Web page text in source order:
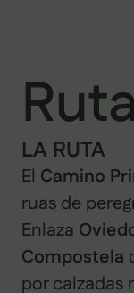
LA RUTA
El Camino
ruas de
Enlaza
Compostela
por calzadas